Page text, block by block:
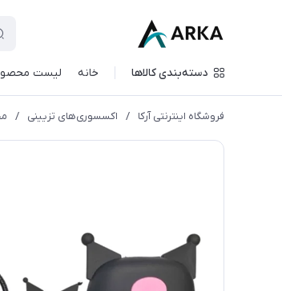
دسته‌بندی کالاها خانه لیست
فروشگاه اینترنتی آرکا / اکسسوری‌های تزیینی /